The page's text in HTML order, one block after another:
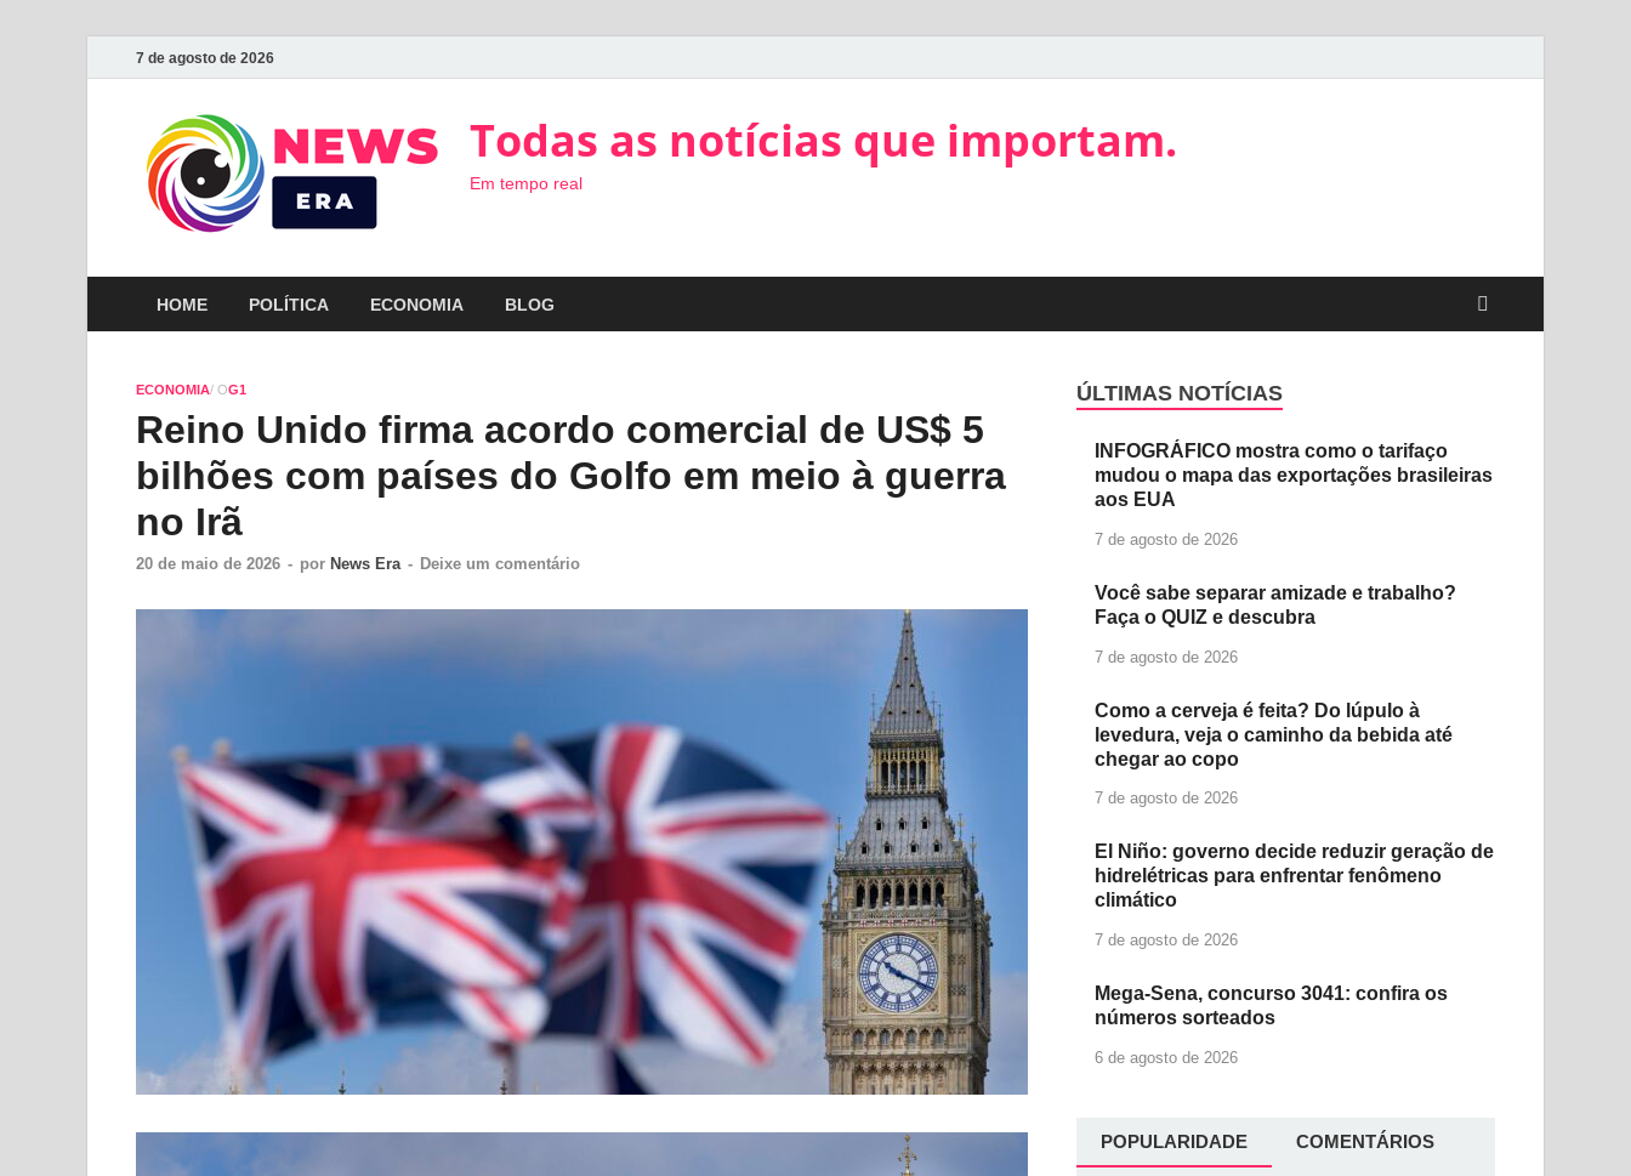
7 de agosto de 2026
Todas as notícias que importam.
Em tempo real
HOME POLÍTICA ECONOMIA BLOG
ECONOMIA/ OG1
Reino Unido firma acordo comercial de US$ 5
bilhões com países do Golfo em meio à guerra
no Irã
20 de maio de 2026 - por News Era - Deixe um comentário
ÚLTIMAS NOTÍCIAS
INFOGRÁFICO mostra como o tarifaço
mudou o mapa das exportações brasileiras
aos EUA
7 de agosto de 2026
Você sabe separar amizade e trabalho?
Faça o QUIZ e descubra
7 de agosto de 2026
Como a cerveja é feita? Do lúpulo à
levedura, veja o caminho da bebida até
chegar ao copo
7 de agosto de 2026
El Niño: governo decide reduzir geração de
hidrelétricas para enfrentar fenômeno
climático
7 de agosto de 2026
Mega-Sena, concurso 3041: confira os
números sorteados
6 de agosto de 2026
POPULARIDADE COMENTÁRIOS